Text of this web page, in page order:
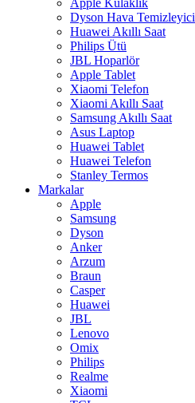
Dyson Hava Temizleyici
Huawei Akıllı Saat
Philips Ütü
JBL Hoparlör
Apple Tablet
Xiaomi Telefon
Xiaomi Akıllı Saat
Samsung Akıllı Saat
Asus Laptop
Huawei Tablet
Huawei Telefon
Stanley Termos
Markalar
Apple
Samsung
Dyson
Anker
Arzum
Braun
Casper
Huawei
JBL
Lenovo
Omix
Philips
Realme
Xiaomi